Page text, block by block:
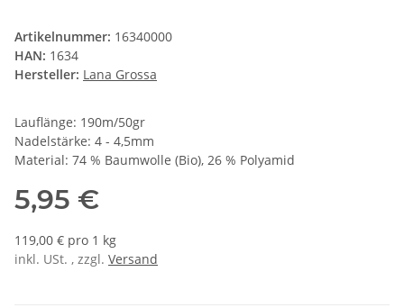
Artikelnummer: 16340000
HAN: 1634
Hersteller: Lana Grossa
Lauflänge: 190m/50gr
Nadelstärke: 4 - 4,5mm
Material: 74 % Baumwolle (Bio), 26 % Polyamid
5,95 €
119,00 € pro 1 kg
inkl. USt. , zzgl. Versand